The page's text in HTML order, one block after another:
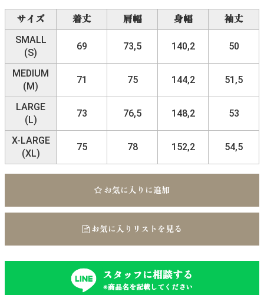
サイズ 着丈 肩幅 身幅
袖丈
SMALL
(S)
69 73,5 140,2 50
MEDIUM
(M)
71 75 144,2 51,5
LARGE
(L)
73 76,5 148,2 53
X-LARGE
(XL)
75 78 152,2 54,5
お気に入りに追加
お気に入りリストを見る
スタッフに相談する
※商品名を記載してください